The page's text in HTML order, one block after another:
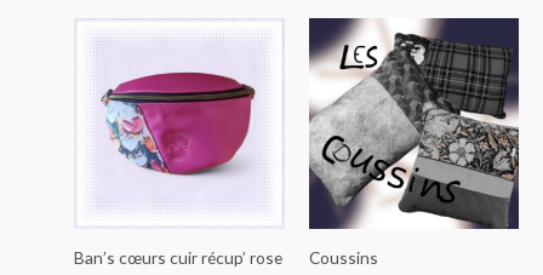
Ban’s cœurs cuir récup’ rose Coussins
de
prix :
55.00€
à
70.00€